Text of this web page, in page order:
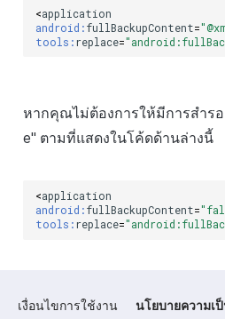
<application
android:fullBackupContent=
tools:replace=
หากคุณไม่ต้องการให้มีการสำรอ
e" ตามที่แสดงในโค้ดด้านล่างนี้
<application
android:fullBackupContent=
tools:replace=
เงื่อนไขการใช้งาน นโยบายความเ